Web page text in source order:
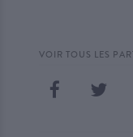
VOIR TOUS LES